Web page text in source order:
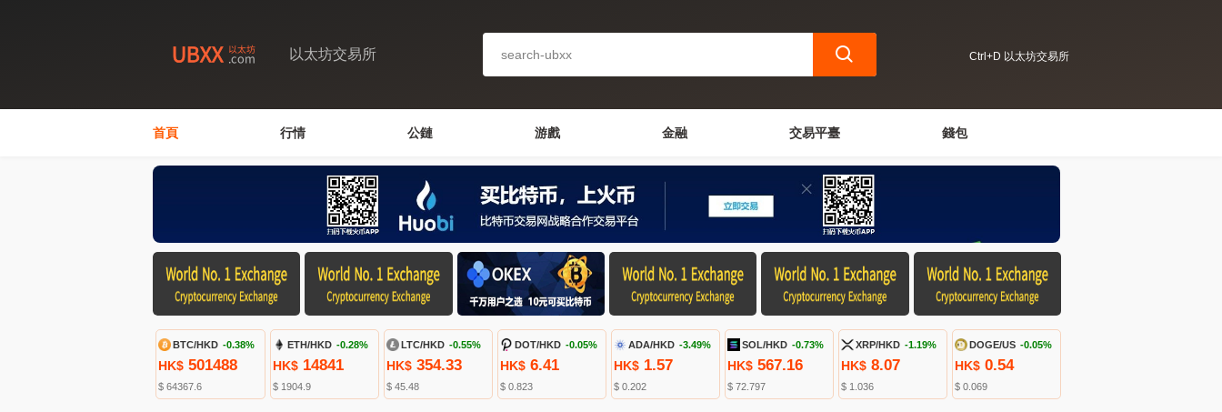
以太坊交易所 Ctrl+D 以太坊交易所
首頁 行情 公鏈 游戲 金融 交易平臺 錢包
BTC/HKD -0.38%
HK$ 501488
$ 64367.6
ETH/HKD -0.28%
HK$14841
$ 1904.9
LTC/HKD -0.55%
HK$354.33
$ 45.48
DOT/HKD -0.05%
HK$6.41
$ 0.823
ADA/HKD -3.49%
HK$1.57
$ 0.202
SOL/HKD -0.73%
HK$ 567.16
$ 72.797
XRP/HKD -1.19%
HK$ 8.07
$ 1.036
DOGE/US -0.05%
HK$ 0.54
$ 0.069